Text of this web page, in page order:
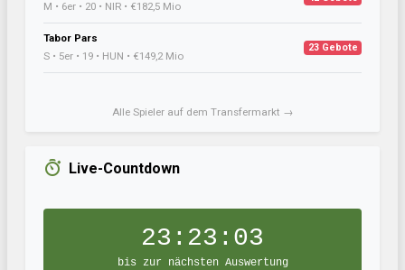
M • 6er • 20 • NIR • €182,5 Mio
Tabor Pars
S • 5er • 19 • HUN • €149,2 Mio
23 Gebote
Alle Spieler auf dem Transfermarkt →
Live-Countdown
23:23:03
bis zur nächsten Auswertung